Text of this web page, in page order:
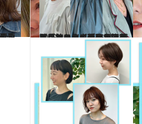
2025.4.5
【長持ちする！】お洒落なヘアスタイル15選 頻繁にサロンに通えない人はこれ！《小顔効果抜群ボブ、スタイル良くみえるショートボブほか》
ビューティ＆ヘルス